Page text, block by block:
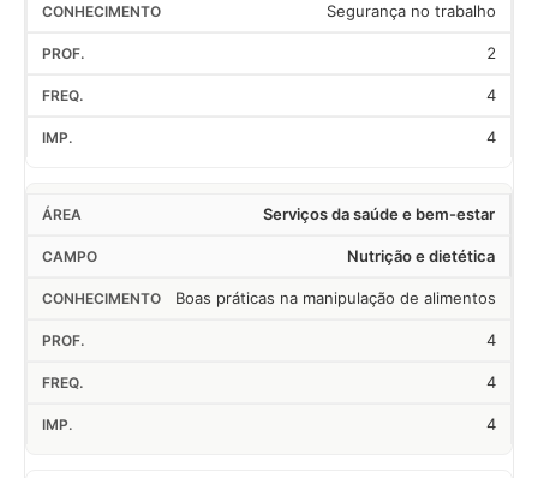
Segurança no trabalho
2
4
4
Serviços da saúde e bem-estar
Nutrição e dietética
Boas práticas na manipulação de alimentos
4
4
4